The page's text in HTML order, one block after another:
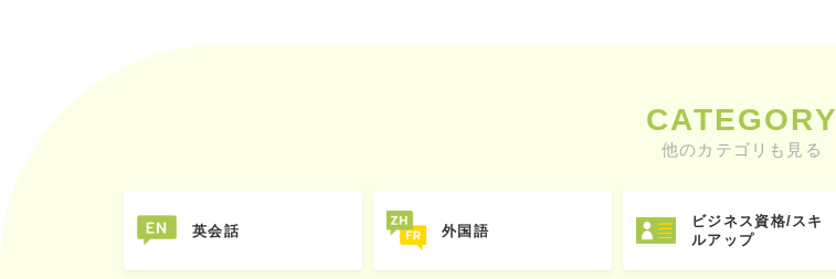
CATEGORY
他のカテゴリも見る
英会話 外国語
ビジネス資格/スキ
ルアップ